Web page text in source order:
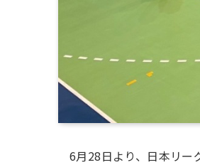
6月28日より、日本リー